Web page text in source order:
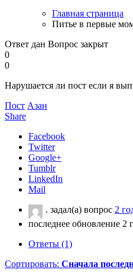
Главная страница
Питье в первые
Ответ дан Вопрос закрыт
0
0
Нарушается ли пост если я
Пост Азан
Share
Facebook
Twitter
Google+
Tumblr
LinkedIn
Mail
. задал(а) вопрос 2
последнее обновление 2
Ответы (1)
Сортировать: Сначала